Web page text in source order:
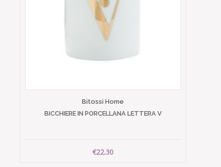
Bitossi Home
BICCHIERE IN PORCELLANA LETTERA V
€22.30